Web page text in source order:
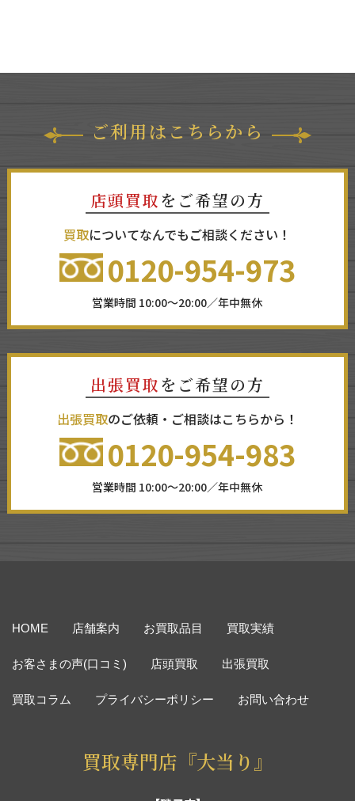
ご利用はこちらから
店頭買取 をご希望の方
買取についてなんでもご相談ください！
0120-954-973
営業時間 10:00～20:00／年中無休
出張買取 をご希望の方
出張買取のご依頼・ご相談はこちらから！
0120-954-983
営業時間 10:00～20:00／年中無休
HOME 店舗案内 お買取品目 買取実績
お客さまの声(口コミ) 店頭買取 出張買取
買取コラム プライバシーポリシー お問い合わせ
買取専門店『大当り』